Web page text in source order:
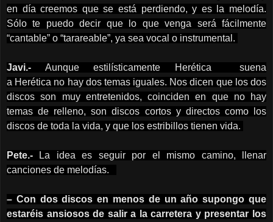
en día creemos que se está perdiendo, y es la melodía.
Sólo te puedo decir que lo que venga será fácilmente
“cantable” o “tarareable”, ya sea vocal o instrumental.
Javi.- Aunque estilísticamente Herética
suena
a Herética no hay dos temas iguales. Nos dicen que los dos
discos son muy entretenidos, coinciden en que no hay
temas de relleno, son discos cortos y directos como los
discos de toda la vida, y que los estribillos tienen vida.
Pete.- La idea es seguir por el mismo camino, llenar
canciones de melodías.
– Con dos discos en menos de un año supongo que
estaréis ansiosos de salir a la carretera y presentar los